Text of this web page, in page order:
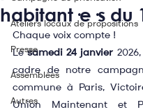
Ateliers locaux de propositions
Presse
Assemblées
Autres
habitant·e·s du
Chaque voix compte !
Le samedi 24 janvier
cadre de notre
commune à Paris,
Union Maintenant et